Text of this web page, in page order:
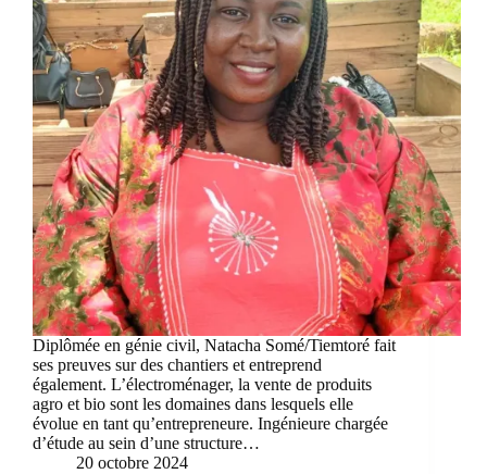
Diplômée en génie civil, Natacha Somé/Tiemtoré fait
ses preuves sur des chantiers et entreprend
également. L’électroménager, la vente de produits
agro et bio sont les domaines dans lesquels elle
évolue en tant qu’entrepreneure. Ingénieure chargée
d’étude au sein d’une structure…
20 octobre 2024